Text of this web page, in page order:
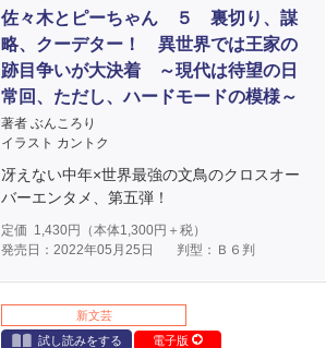
佐々木とピーちゃん ５ 裏切り、謀
略、クーデター！ 異世界では王家の
跡目争いが大決着 ～現代は待望の日
常回、ただし、ハードモードの模様～
著者 ぶんころり
イラスト カントク
冴えない中年×世界最強の文鳥のクロスオー
バーエンタメ、第五弾！
定価 1,430円（本体1,300円＋税）
発売日：2022年05月25日
判型：Ｂ６判
新文芸
試し読みをする
電子版